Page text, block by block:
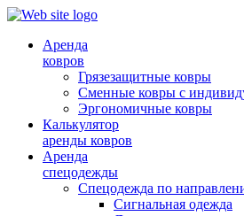
Аренда
ковров
Грязезащитные ковры
Сменные ковры с
Эргономичные ковры
Калькулятор
аренды ковров
Аренда
спецодежды
Спецодежда по
Сигнальная одежда